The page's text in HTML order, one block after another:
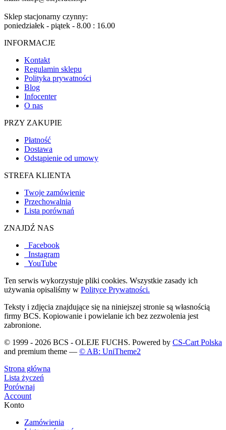
Sklep stacjonarny czynny:
poniedziałek - piątek - 8.00 : 16.00
INFORMACJE
Kontakt
Regulamin sklepu
Polityka prywatności
Blog
Infocenter
O nas
PRZY ZAKUPIE
Płatność
Dostawa
Odstąpienie od umowy
STREFA KLIENTA
Twoje zamówienie
Przechowalnia
Lista porównań
ZNAJDŹ NAS
Facebook
Instagram
YouTube
Ten serwis wykorzystuje pliki cookies. Wszystkie zasady ich
używania opisaliśmy w Polityce Prywatności.
Teksty i zdjęcia znajdujące się na niniejszej stronie są własnością
firmy BCS. Kopiowanie i powielanie ich bez zezwolenia jest
zabronione.
© 1999 - 2026 BCS - OLEJE FUCHS. Powered by CS-Cart Polska
and premium theme — © AB: UniTheme2
Strona główna
Lista życzeń
Porównaj
Account
Konto
Zamówienia